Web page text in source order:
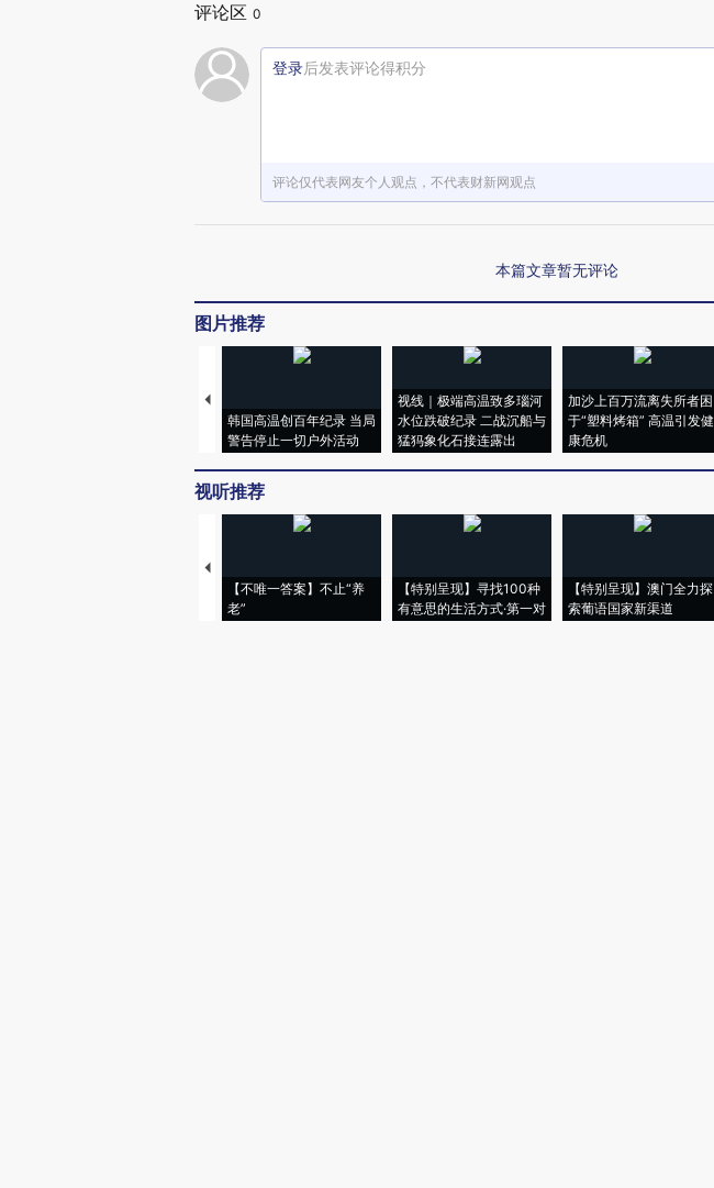
评论区 0
登录后发表评论得积分
评论仅代表网友个人观点，不代表财新网观点
本篇文章暂无评论
图片推荐
韩国高温创百年纪录 当局
警告停止一切户外活动
视线｜极端高温致多瑙河
水位跌破纪录 二战沉船与
猛犸象化石接连露出
加沙上百万流离失所者困
于“塑料烤箱” 高温引发健
康危机
视听推荐
【不唯一答案】不止“养
老”
【特别呈现】寻找100种
有意思的生活方式·第一对
【特别呈现】澳门全力探
索葡语国家新渠道